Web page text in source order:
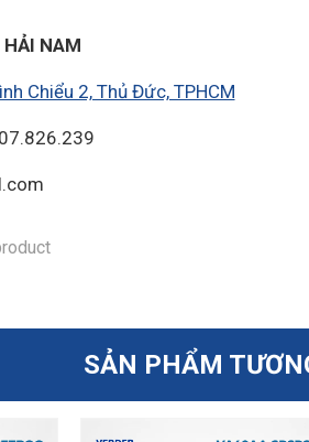
HẢI NAM
Chiểu 2, Thủ Đức, TPHCM
SẢN PHẨM